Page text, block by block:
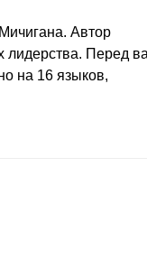
Автор
лидерства. Перед
на 16 языков,